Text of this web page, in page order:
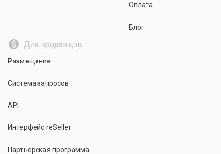
Оплата
Блог
Для продавцов
Размещение
Система запросов
API
Интерфейс reSeller
Партнерская программа